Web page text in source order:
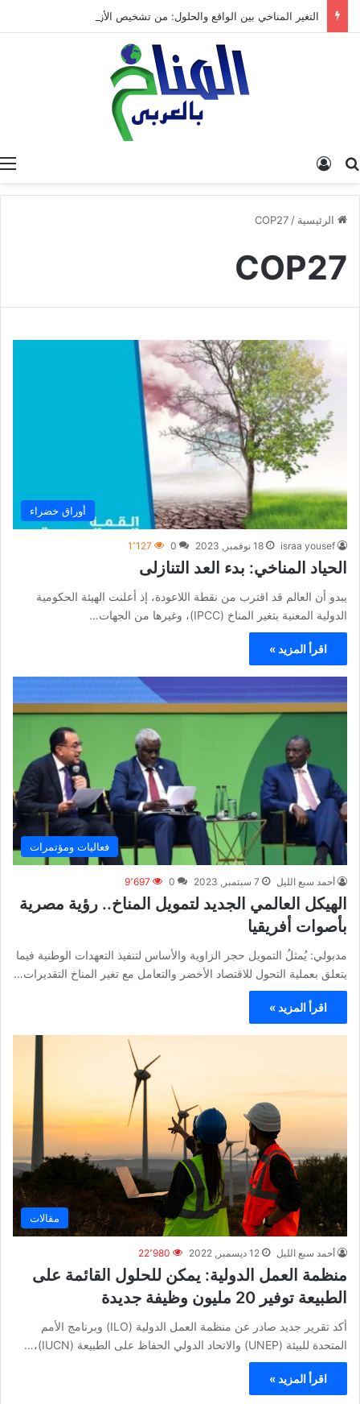
البحث عن
الرئيسية /
COP27
COP27
أوراق خضراء
israa yousef 18 نوفمبر, 2023 0 1٬127
الحياد المناخي: بدء العد التنازلى
يبدو أن العالم قد اقترب من نقطة اللاعودة، إذ أعلنت الهيئة الحكومية
الدولية المعنية بتغير المناخ (IPCC)، وغيرها من الجهات…
اقرأ المزيد »
فعاليات ومؤتمرات
أحمد سبع الليل 7 سبتمبر, 2023 0 9٬697
الهيكل العالمي الجديد لتمويل المناخ.. رؤية مصرية
بأصوات أفريقيا
مدبولي: يُمثلُ التمويل حجر الزاوية والأساس لتنفيذ التعهدات الوطنية فيما
يتعلق بعملية التحول للاقتصاد الأخضر والتعامل مع تغير المناخ التقديرات…
اقرأ المزيد »
مقالات
أحمد سبع الليل 12 ديسمبر, 2022 22٬980
منظمة العمل الدولية: يمكن للحلول القائمة على
الطبيعة توفير 20 مليون وظيفة جديدة
أكد تقرير جديد صادر عن منظمة العمل الدولية (ILO) وبرنامج الأمم
المتحدة للبيئة (UNEP) والاتحاد الدولي الحفاظ على الطبيعة (IUCN)،…
اقرأ المزيد »